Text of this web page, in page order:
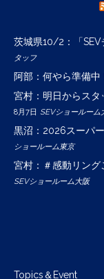
茨城県10/2：「
タッフ
阿部：何やら準備中
宮村：明日からスタ
8月7日 SEVショールーム
黒沼：2026スーパ
ショールーム東京
宮村：＃感動リング
SEVショールーム大阪
Topics＆Event